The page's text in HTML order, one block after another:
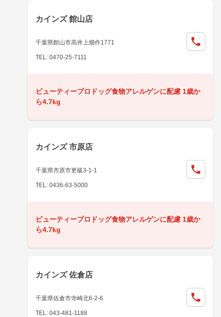
カインズ 館山店
千葉県館山市高井上畑作1771
TEL: 0470-25-7111
ビューティープロドッグ食物アレルゲンに配慮 1歳か
ら4.7kg
カインズ 市原店
千葉県市原市更級3-1-1
TEL: 0436-63-5000
ビューティープロドッグ食物アレルゲンに配慮 1歳か
ら4.7kg
カインズ 佐倉店
千葉県佐倉市寺崎北6-2-6
TEL: 043-481-1188